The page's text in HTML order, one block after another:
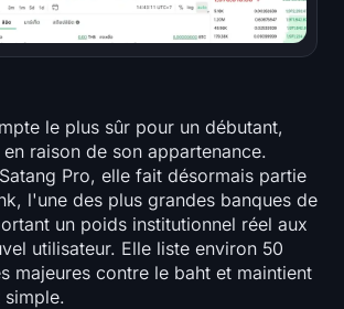
le plus sûr pour un débutant,
raison de son appartenance.
Pro, elle fait désormais partie
l'une des plus grandes banques de
un poids institutionnel réel aux
utilisateur. Elle liste environ 50
majeures contre le baht et maintient